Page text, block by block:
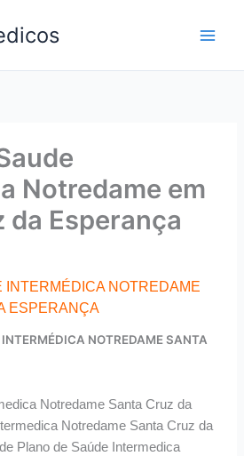
Notredame em
da Esperança
INTERMÉDICA NOTREDAME
ESPERANÇA
NOTREDAME SANTA
Notredame Santa Cruz da
Notredame Santa Cruz da
Plano de Saúde Intermedica